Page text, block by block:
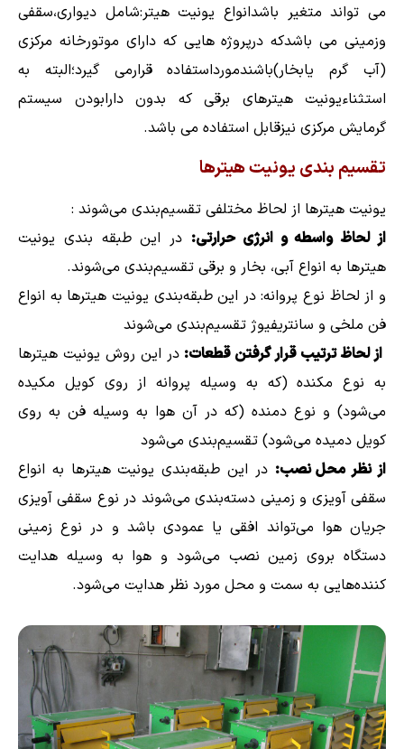
می تواند متغیر باشدانواع یونیت هیتر:شامل دیواری،سقفی
وزمینی می باشدکه درپروژه هایی که دارای موتورخانه مرکزی
(آب گرم یابخار)باشندمورداستفاده قرارمی گیرد؛البته به
استثناءیونیت هیترهای برقی که بدون دارابودن سیستم
گرمایش مرکزی نیزقابل استفاده می باشد.
تقسیم بندی یونیت هیترها
یونیت هیترها از لحاظ مختلفی تقسیم‌بندی می‌شوند :
از لحاظ واسطه و انرژی حرارتی: در این طبقه بندی یونیت
هیترها به انواع آبی، بخار و برقی تقسیم‌بندی می‌شوند.
و از لحاظ نوع پروانه: در این طبقه‌بندی یونیت هیترها به انواع
فن ملخی و سانتریفیوژ تقسیم‌بندی می‌شوند
از لحاظ ترتیب قرار گرفتن قطعات: در این روش یونیت هیترها
به نوع مکنده (که به وسیله پروانه از روی کویل مکیده
می‌شود) و نوع دمنده (که در آن هوا به وسیله فن به روی
کویل دمیده می‌شود) تقسیم‌بندی می‌شود
از نظر محل نصب: در این طبقه‌بندی یونیت هیترها به انواع
سقفی آویزی و زمینی دسته‌بندی می‌شوند در نوع سقفی آویزی
جریان هوا می‌تواند افقی یا عمودی باشد و در نوع زمینی
دستگاه بروی زمین نصب می‌شود و هوا به وسیله هدایت
کننده‌هایی به سمت و محل مورد نظر هدایت می‌شود.